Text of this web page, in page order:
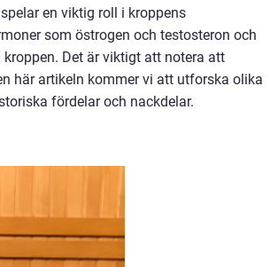
en viktig roll i kroppens
som östrogen och testosteron och
Det är viktigt att notera att
här artikeln kommer vi att utforska olika
fördelar och nackdelar.